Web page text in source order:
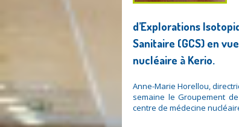
d’Explorations
Sanitaire (GCS) en
nucléaire à Kerio.
Anne-Marie Horellou,
semaine le Groupement
centre de médecine